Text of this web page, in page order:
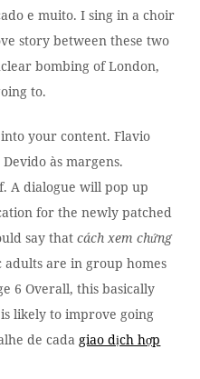
e muito. I sing in a choir
story between these two
bombing of London,
to.
your content. Flavio
às margens.
A dialogue will pop up
for the newly patched
say thatcách xem chứng
are in group homes
6 Overall, this basically
likely to improve going
de cadagiao dịch hợp